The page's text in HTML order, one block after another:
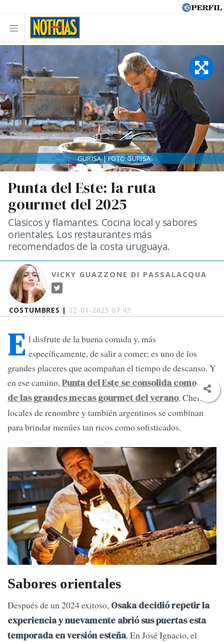
COSTUMBRES | 12-01-2025 07:43
Punta del Este: la ruta
gourmet del 2025
Clasicos y flamantes. Cocina local y sabores
orientales. Los restaurantes más
recomendados de la costa uruguaya.
VICKY GUAZZONE DI PASSALACQUA
GURISA | FOTO:GURISA
E l disfrute de la buena comida y, más
específicamente, de salir a comer; es uno de los
grandes placeres que acompañan el tiempo de descanso. Y
en ese camino,Punta del Este se consolida como una
de las grandes mecas gourmet del verano. Chefs
locales de renombre y también argentinos se combinan
para brindar menúes tan ricos como sofisticados.
Sabores orientales
Después de un 2024 exitoso, Osaka decidió repetir la
experiencia y nuevamente abrió sus puertas esta
temporada en versión esteña. En José Ignacio, el